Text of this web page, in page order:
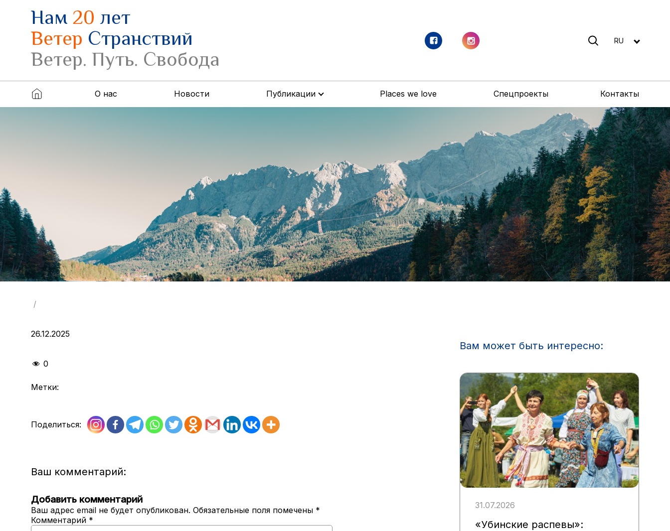
Нам20лет
Ветер Странствий
Ветер. Путь. Свобода
RU
О нас Новости Публикации Places we love Спецпроекты Контакты
/
26.12.2025
0
Метки:
Поделиться:
Ваш комментарий:
Добавить комментарий
Ваш адрес email не будет опубликован. Обязательные поля помечены *
Комментарий *
Вам может быть интересно:
31.07.2026
«Убинские распевы»: